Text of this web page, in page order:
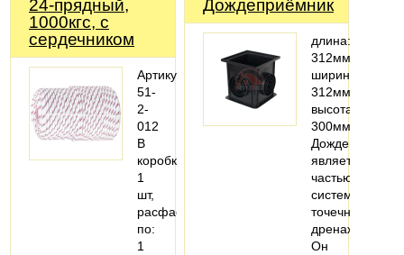
24-прядный,
1000кгс, с
сердечником
Артикул:
51-
2-
012
В
коробке:
1
шт,
расфасовано
по:
1
Дождеприёмник
длина:
312мм;
ширина:
312мм;
высота:
300мм
является
частью
системы
точечного
дренажа.
Он